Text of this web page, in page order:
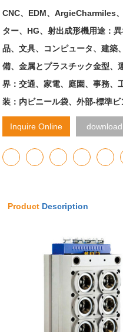
CNC、EDM、ArgieCharmiles
ター、HG、射出成形機用途：
品、文具、コンピュータ、建築
備、金属とプラスチック金型、
界：交通、家電、庭園、事務、
装：内ビニール袋、外部-標準ビ
Inquire Online download
Product Description